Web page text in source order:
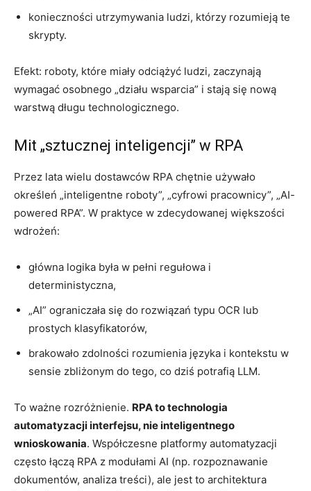
konieczności utrzymywania ludzi, którzy rozumieją te
skrypty.
Efekt: roboty, które miały odciążyć ludzi, zaczynają
wymagać osobnego „działu wsparcia” i stają się nową
warstwą długu technologicznego.
Mit „sztucznej inteligencji” w RPA
Przez lata wielu dostawców RPA chętnie używało
określeń „inteligentne roboty”, „cyfrowi pracownicy”, „AI-
powered RPA”. W praktyce w zdecydowanej większości
wdrożeń:
główna logika była w pełni regułowa i
deterministyczna,
„AI” ograniczała się do rozwiązań typu OCR lub
prostych klasyfikatorów,
brakowało zdolności rozumienia języka i kontekstu w
sensie zbliżonym do tego, co dziś potrafią LLM.
To ważne rozróżnienie. RPA to technologia
automatyzacji interfejsu, nie inteligentnego
wnioskowania. Współczesne platformy automatyzacji
często łączą RPA z modułami AI (np. rozpoznawanie
dokumentów, analiza treści), ale jest to architektura